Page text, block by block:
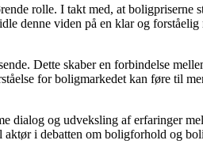
rolle. I takt med, at boligpriserne
denne viden på en klar og
Dette skaber en forbindelse
for boligmarkedet kan føre til
dialog og udveksling af erfaringer
aktør i debatten om boligforhold og